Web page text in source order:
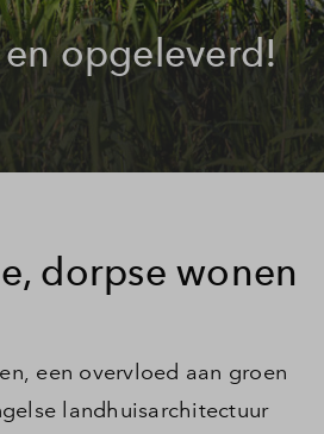
opgeleverd!
dorpse wonen
een overvloed aan groen
landhuisarchitectuur